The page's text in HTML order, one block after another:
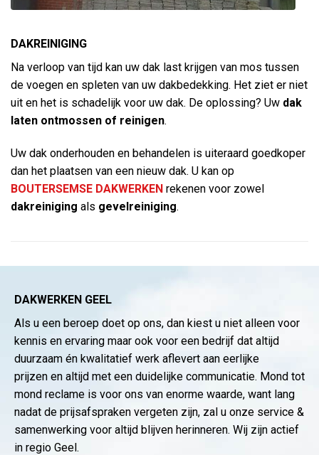
DAKREINIGING
Na verloop van tijd kan uw dak last krijgen van mos tussen
de voegen en spleten van uw dakbedekking. Het ziet er niet
uit en het is schadelijk voor uw dak. De oplossing? Uw dak
laten ontmossen of reinigen.
Uw dak onderhouden en behandelen is uiteraard goedkoper
dan het plaatsen van een nieuw dak. U kan op
BOUTERSEMSE DAKWERKEN rekenen voor zowel
dakreiniging als gevelreiniging.
DAKWERKEN GEEL
Als u een beroep doet op ons, dan kiest u niet alleen voor
kennis en ervaring maar ook voor een bedrijf dat altijd
duurzaam én kwalitatief werk aflevert aan eerlijke
prijzen en altijd met een duidelijke communicatie. Mond tot
mond reclame is voor ons van enorme waarde, want lang
nadat de prijsafspraken vergeten zijn, zal u onze service &
samenwerking voor altijd blijven herinneren. Wij zijn actief
in regio Geel.